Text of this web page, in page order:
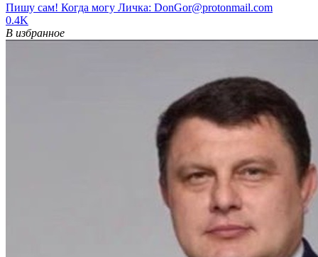
Пишу сам! Когда могу Личка: DonGor@protonmail.com
0.4K
В избранное